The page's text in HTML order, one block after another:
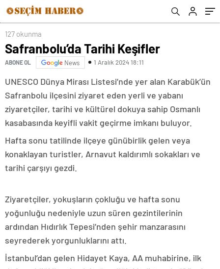
127 okunma
Safranbolu’da Tarihi Keşifler
ABONE OL News 1 Aralık 2024 18:11
UNESCO Dünya Mirası Listesi’nde yer alan Karabük’ün
Safranbolu ilçesini ziyaret eden yerli ve yabanı
ziyaretçiler, tarihi ve kültürel dokuya sahip Osmanlı
kasabasında keyifli vakit geçirme imkanı buluyor.
Hafta sonu tatilinde ilçeye günübirlik gelen veya
konaklayan turistler, Arnavut kaldırımlı sokakları ve
tarihi çarşıyı gezdi.
Ziyaretçiler, yokuşların çokluğu ve hafta sonu
yoğunluğu nedeniyle uzun süren gezintilerinin
ardından Hıdırlık Tepesi’nden şehir manzarasını
seyrederek yorgunluklarını attı.
İstanbul’dan gelen Hidayet Kaya, AA muhabirine, ilk